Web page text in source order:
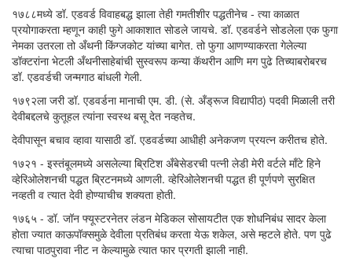
१७८८मध्ये डॉ. एडवर्ड विवाहबद्ध झाला तेही गमतीशीर पद्धतीनेच - त्या काळात
प्रयोगाकरता म्हणून काही फुगे आकाशात सोडले जायचे. डॉ. एडवर्डने सोडलेला एक फुगा
नेमका उतरला तो अँथनी किंग्जकोट यांच्या बागेत. तो फुगा आणण्याकरता गेलेल्या
डॉक्टरांना भेटली अँथनीसाहेबांची सुस्वरूप कन्या कॅथरीन आणि मग पुढे तिच्याबरोबरच
डॉ. एडवर्डची जन्मगाठ बांधली गेली.
१७९२ला जरी डॉ. एडवर्डना मानाची एम. डी. (से. अँड्रूज विद्यापीठ) पदवी मिळाली तरी
देवीबद्दलचे कुतूहल त्यांना स्वस्थ बसू देत नव्हतेच.
देवीपासून बचाव व्हावा यासाठी डॉ. एडवर्डच्या आधीही अनेकजण प्रयत्न करीतच होते.
१७२१ - इस्तंबूलमध्ये असलेल्या ब्रिटिश अँबेसेडरची पत्नी लेडी मेरी वर्टले माँटे हिने
व्हेरिओलेशनची पद्धत ब्रिटनमध्ये आणली. व्हेरिओलेशनची पद्धत ही पूर्णपणे सुरक्षित
नव्हती व त्यात देवी होण्याचीच शक्यता होती.
१७६५ - डॉ. जॉन फ्यूस्टरनेतर लंडन मेडिकल सोसायटीत एक शोधनिबंध सादर केला
होता ज्यात काऊपॉक्समुळे देवीला प्रतिबंध करता येऊ शकेल, असे म्हटले होते. पण पुढे
त्याचा पाठपुरावा नीट न केल्यामुळे त्यात फार प्रगती झाली नाही.